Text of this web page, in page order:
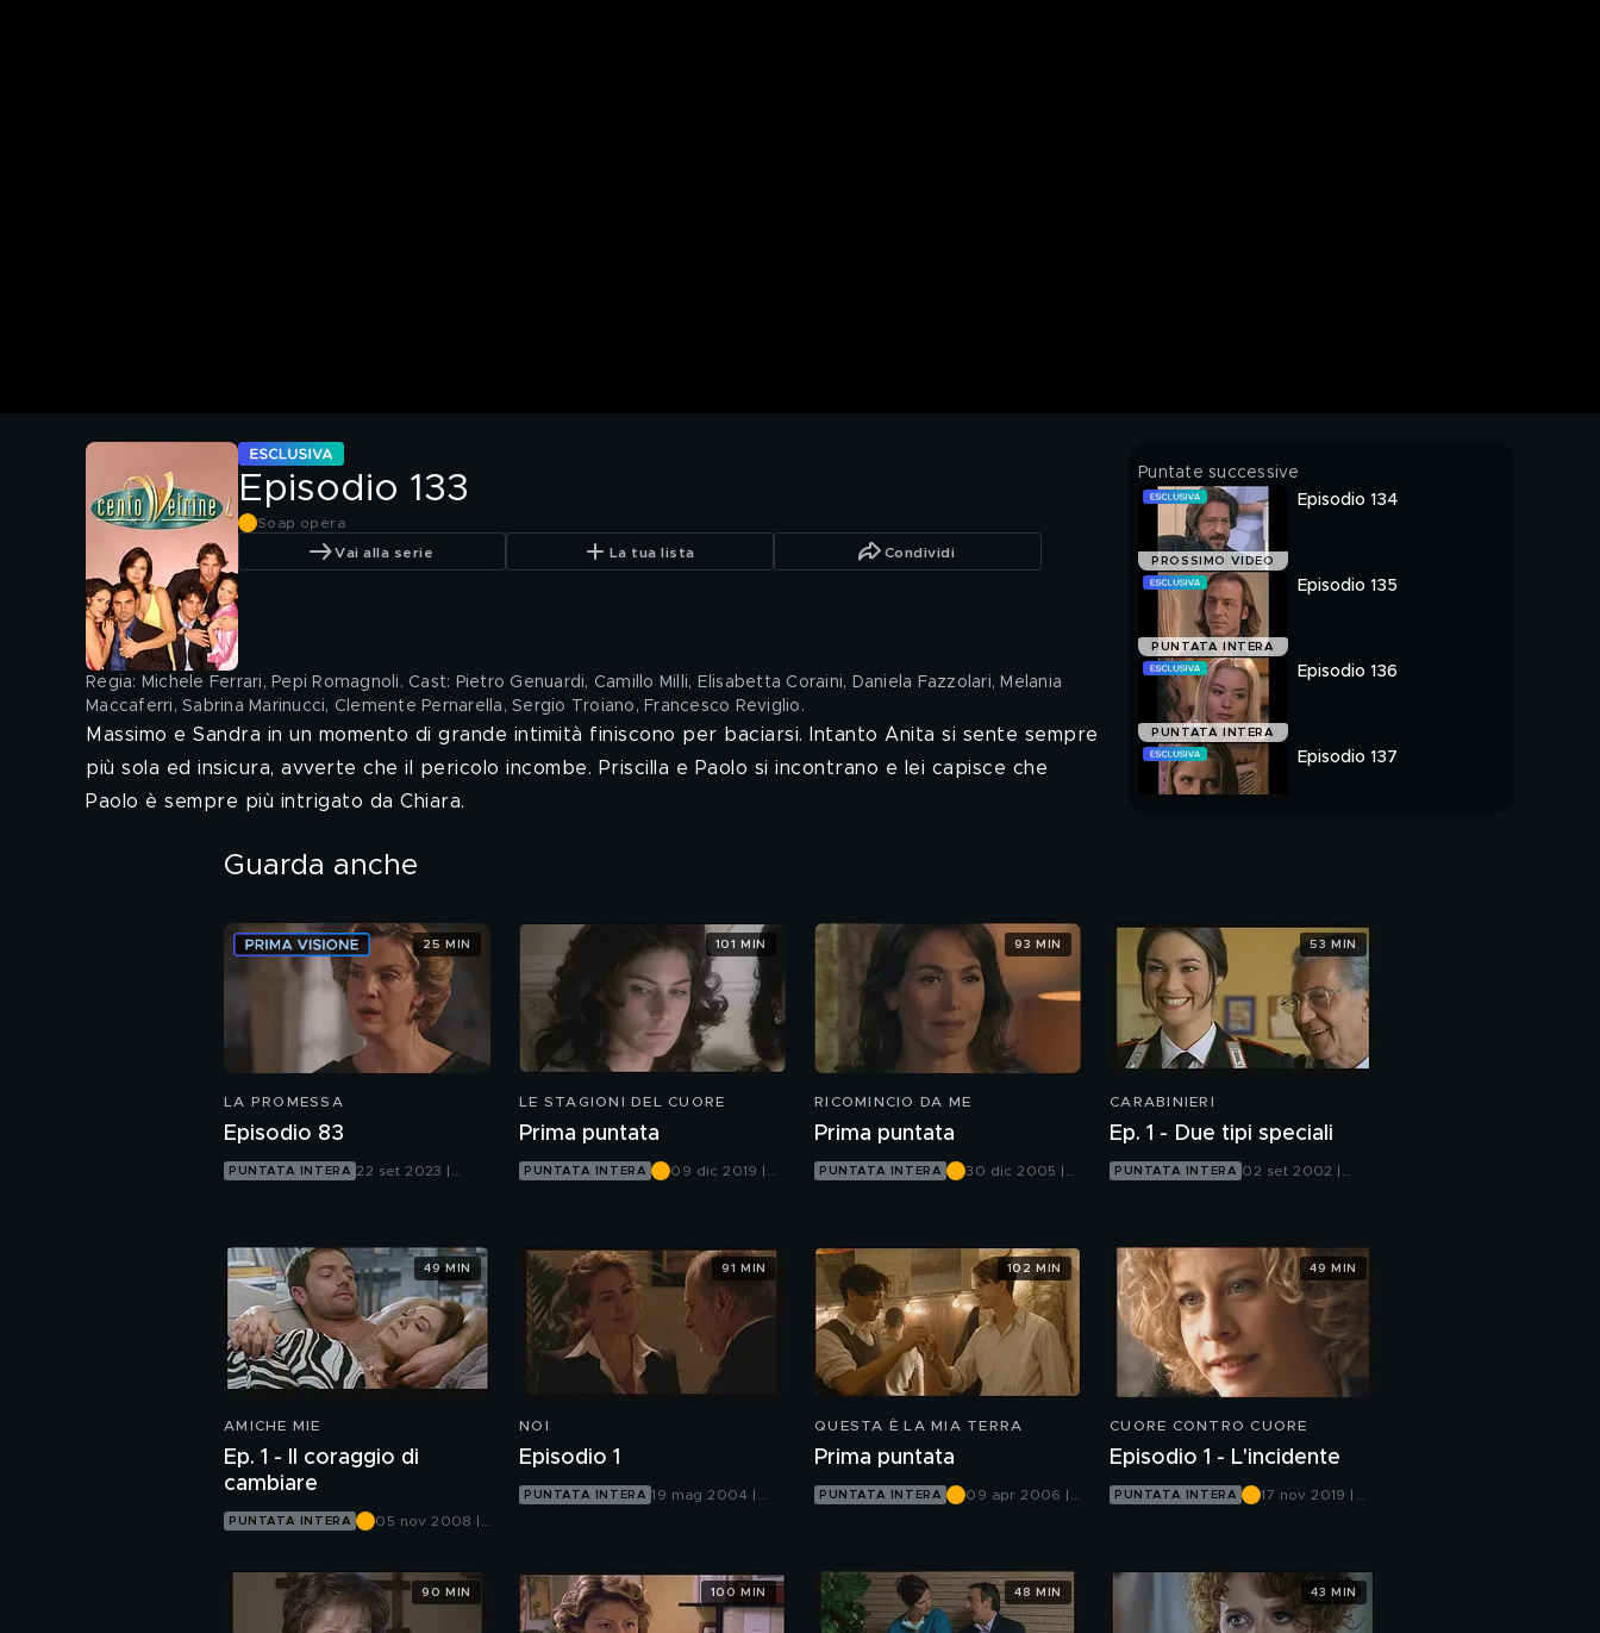
Episodio 133
Soap opera
Vai alla serie La tua lista Condividi
Regia: Michele Ferrari, Pepi Romagnoli. Cast: Pietro Genuardi, Camillo Milli, Elisabetta Coraini, Daniela Fazzolari, Melania
Maccaferri, Sabrina Marinucci, Clemente Pernarella, Sergio Troiano, Francesco Reviglio .
Massimo e Sandra in un momento di grande intimità finiscono per baciarsi. Intanto Anita si sente sempre
più sola ed insicura, avverte che il pericolo incombe. Priscilla e Paolo si incontrano e lei capisce che
Paolo è sempre più intrigato da Chiara.
Puntate successive
PROSSIMO VIDEO
Episodio 134
PUNTATA INTERA
Episodio 135
PUNTATA INTERA
Episodio 136
Episodio 137
Guarda anche
LA PROMESSA
Episodio 83
PUNTATA INTERA 22 set 2023 |
25 MIN
LE STAGIONI DEL CUORE
Prima puntata
PUNTATA INTERA
09 dic 2019 |
101 MIN
RICOMINCIO DA ME
Prima puntata
PUNTATA INTERA
30 dic 2005 |
93 MIN
CARABINIERI
Ep. 1 - Due tipi speciali
PUNTATA INTERA 02 set 2002 |
53 MIN
AMICHE MIE
Ep. 1 - Il coraggio di
cambiare
PUNTATA INTERA
05 nov 2008 |
49 MIN
NOI
Episodio 1
PUNTATA INTERA 19 mag 2004 |
91 MIN
QUESTA È LA MIA TERRA
Prima puntata
PUNTATA INTERA
09 apr 2006 |
102 MIN
CUORE CONTRO CUORE
Episodio 1 - L'incidente
PUNTATA INTERA
17 nov 2019 |
49 MIN
90 MIN 100 MIN 48 MIN 43 MIN